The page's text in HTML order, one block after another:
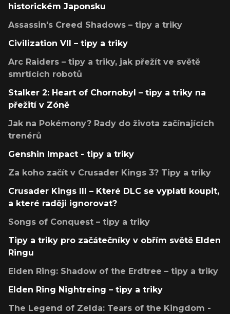
historickém Japonsku
Assassin's Creed Shadows – tipy a triky
Civilization VII – tipy a triky
Arc Raiders – tipy a triky, jak přežít ve světě
smrtících robotů
Stalker 2: Heart of Chornobyl – tipy a triky na
přežití v Zóně
Jak na Pokémony? Rady do života začínajících
trenérů
Genshin Impact - tipy a triky
Za koho začít v Crusader Kings 3? Tipy a triky
Crusader Kings III – Které DLC se vyplatí koupit,
a které raději ignorovat?
Songs of Conquest – tipy a triky
Tipy a triky pro začátečníky v obřím světě Elden
Ringu
Elden Ring: Shadow of the Erdtree – tipy a triky
Elden Ring Nightreing – tipy a triky
The Legend of Zelda: Tears of the Kingdom -